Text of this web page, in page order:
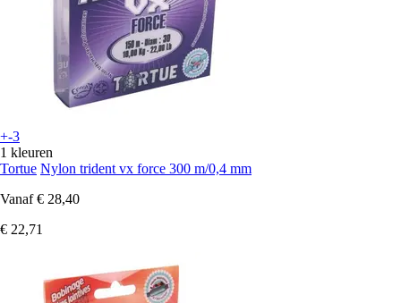
+-3
1 kleuren
Tortue Nylon trident vx force 300 m/0,4 mm
Vanaf € 28,40
€ 22,71